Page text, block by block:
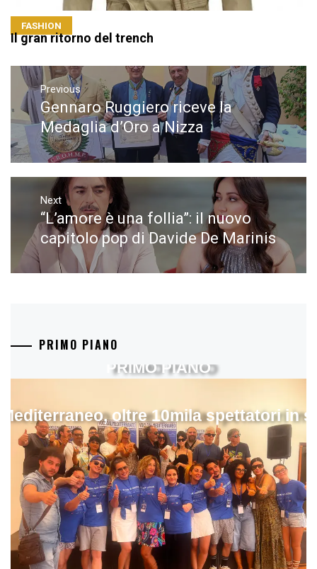
FASHION
Il gran ritorno del trench
Navigazione
articoli
Previous
Previous
post:
Gennaro Ruggiero riceve la
Medaglia d’Oro a Nizza
Next
Next
post:
“L’amore è una follia”: il nuovo
capitolo pop di Davide De Marinis
PRIMO PIANO
oltre 10mila spettatori in
PRIMO PIANO